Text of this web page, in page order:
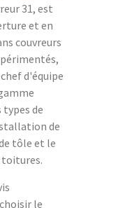
31, est
et en
couvreurs
d'équipe
de
de
tôle et le
le